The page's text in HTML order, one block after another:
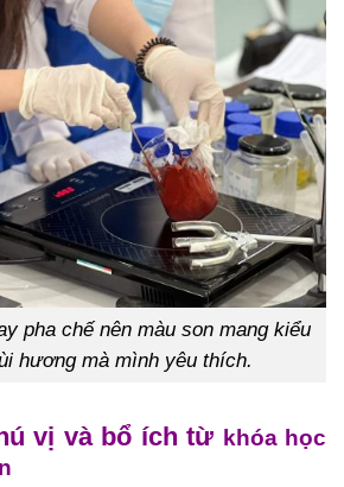
pha chế nên màu son mang kiểu
hương mà mình yêu thích.
vị và bổ ích từ khóa học